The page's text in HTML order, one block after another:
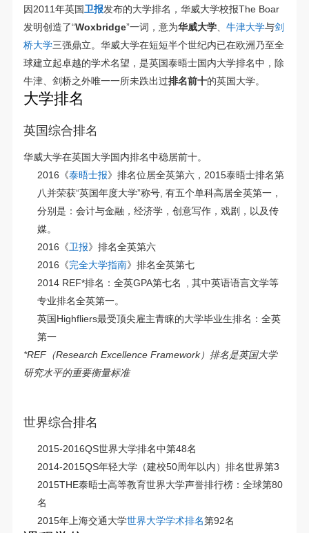
因2011年英国卫报发布的大学排名，华威大学校报The Boar
发明创造了“Woxbridge”一词，意为华威大学、牛津大学与剑
桥大学三强鼎立。华威大学在短短半个世纪内已在欧洲乃至全
球建立起卓越的学术名望，是英国泰晤士国内大学排名中，除
牛津、剑桥之外唯一一所未跌出过排名前十的英国大学。
大学排名
英国综合排名
华威大学在英国大学国内排名中稳居前十。
2016《泰晤士报》排名位居全英第六，2015泰晤士排名第
八并荣获“英国年度大学”称号, 有五个单科高居全英第一，
分别是：会计与金融，经济学，创意写作，戏剧，以及传
媒。
2016《卫报》排名全英第六
2016《完全大学指南》排名全英第七
2014 REF*排名：全英GPA第七名
, 其中英语语言文学等
专业排名全英第一。
英国Highfliers最受顶尖雇主青睐的大学毕业生排名：全英
第一
*REF（Research Excellence Framework）排名是英国大学
研究水平的重要衡量标准
世界综合排名
2015-2016QS世界大学排名中第48名
2014-2015QS年轻大学（建校50周年以内）排名世界第3
2015THE泰晤士高等教育世界大学声誉排行榜：全球第80
名
2015年上海交通大学世界大学学术排名第92名